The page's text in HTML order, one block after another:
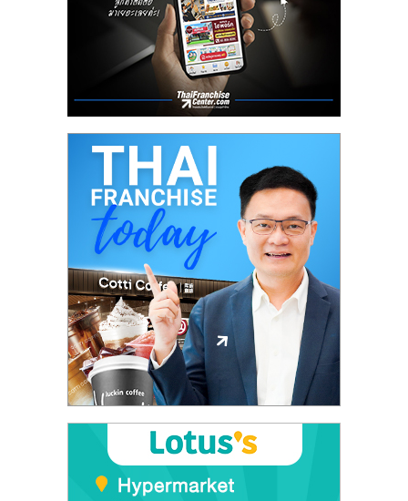
ศูนย์
ไชส์
พร้อม
ทำเล
สำหรับ